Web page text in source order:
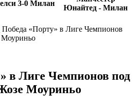
3-0 Милан
Юнайтед - Милан
Победа «Порту» в Лиге Чемпионов
Моуриньо
в Лиге Чемпионов под
Моуриньо